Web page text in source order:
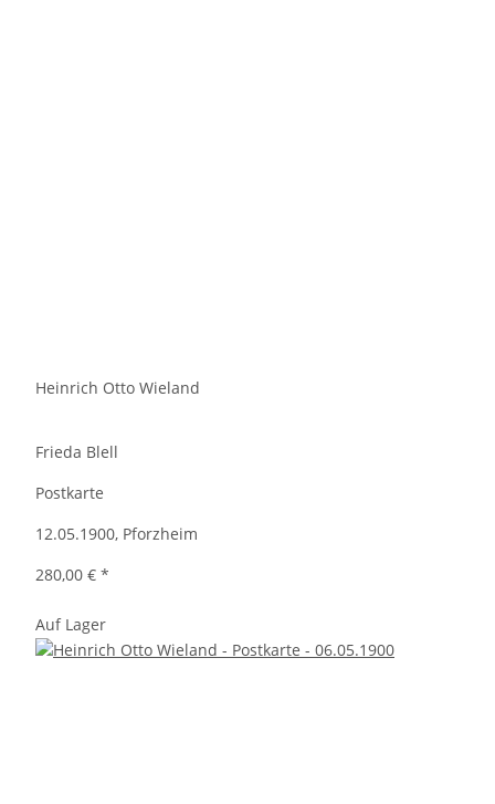
Heinrich Otto Wieland
Frieda Blell
Postkarte
12.05.1900, Pforzheim
280,00 € *
Auf Lager